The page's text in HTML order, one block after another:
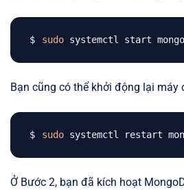
sudo
Bạn cũng có thể khởi động lại máy
sudo
Ở Bước 2, bạn đã kích hoạt